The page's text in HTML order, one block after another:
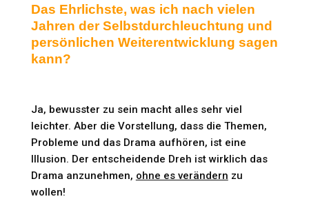
Das Ehrlichste, was ich nach vielen
Jahren der Selbstdurchleuchtung und
persönlichen Weiterentwicklung sagen
kann?
Ja, bewusster zu sein macht alles sehr viel
leichter. Aber die Vorstellung, dass die Themen,
Probleme und das Drama aufhören, ist eine
Illusion. Der entscheidende Dreh ist wirklich das
Drama anzunehmen, ohne es verändern zu
wollen!